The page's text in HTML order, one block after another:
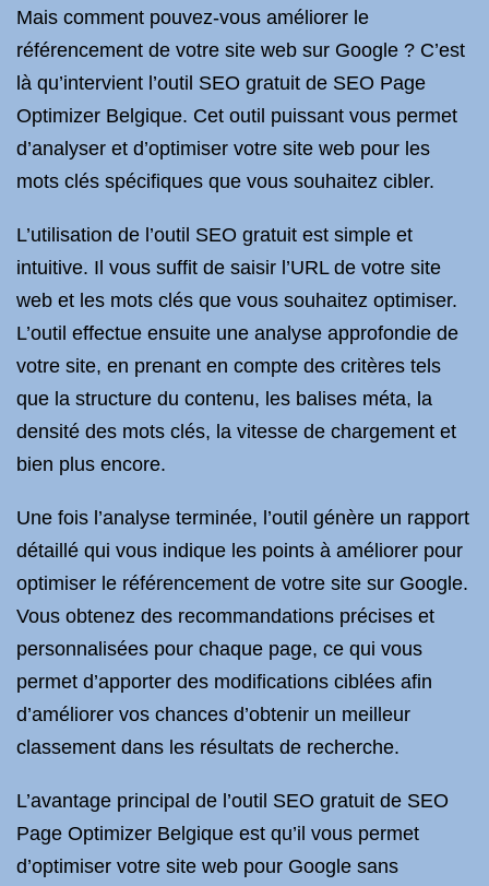
Mais comment pouvez-vous améliorer le
référencement de votre site web sur Google ? C’est
là qu’intervient l’outil SEO gratuit de SEO Page
Optimizer Belgique. Cet outil puissant vous permet
d’analyser et d’optimiser votre site web pour les
mots clés spécifiques que vous souhaitez cibler.
L’utilisation de l’outil SEO gratuit est simple et
intuitive. Il vous suffit de saisir l’URL de votre site
web et les mots clés que vous souhaitez optimiser.
L’outil effectue ensuite une analyse approfondie de
votre site, en prenant en compte des critères tels
que la structure du contenu, les balises méta, la
densité des mots clés, la vitesse de chargement et
bien plus encore.
Une fois l’analyse terminée, l’outil génère un rapport
détaillé qui vous indique les points à améliorer pour
optimiser le référencement de votre site sur Google.
Vous obtenez des recommandations précises et
personnalisées pour chaque page, ce qui vous
permet d’apporter des modifications ciblées afin
d’améliorer vos chances d’obtenir un meilleur
classement dans les résultats de recherche.
L’avantage principal de l’outil SEO gratuit de SEO
Page Optimizer Belgique est qu’il vous permet
d’optimiser votre site web pour Google sans